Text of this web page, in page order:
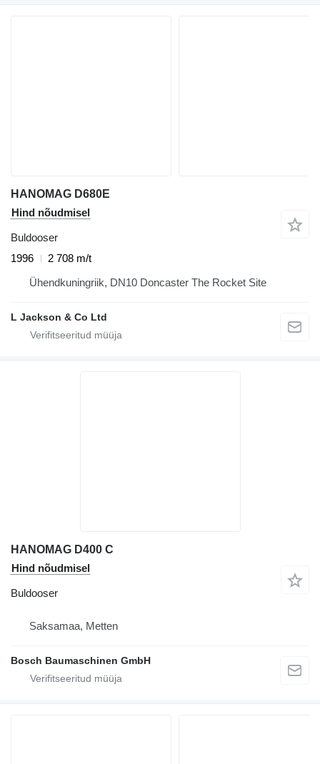
HANOMAG D680E
Hind nõudmisel
Buldooser
1996
2 708 m/t
Ühendkuningriik, DN10 Doncaster The Rocket Site
L Jackson & Co Ltd
HANOMAG D400 C
Hind nõudmisel
Buldooser
Saksamaa, Metten
Bosch Baumaschinen GmbH